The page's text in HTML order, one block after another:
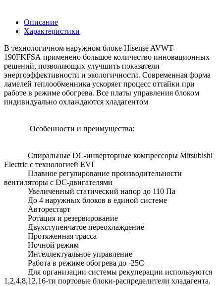
Описание
Характеристики
В технологичном наружном блоке Hisense AVWT-
190FKFSA применено большое количество инновационных
решений, позволяющих улучшить показатели
энергоэффективности и экологичности. Современная форма
ламелей теплообменника ускоряет процесс оттайки при
работе в режиме обогрева. Все платы управления блоком
индивидуально охлаждаются хладагентом
Особенности и преимущества:
Спиральные DC-инверторные компрессоры Mitsubishi
Electric c технологией EVI
Плавное регулирование производительности
вентиляторы с DC-двигателями
Увеличенный статический напор до 110 Па
До 4 наружных блоков в единой системе
Авторестарт
Ротация и резервирование
Двухступенчатое переохлаждение
Протяженная трасса
Ночной режим
Интеллектуальное управление
Работа в режиме обогрева до -25С
Для организации системы рекуперации используются
1,2,4,8,12,16-ти портовые блоки-распределители хладагента.